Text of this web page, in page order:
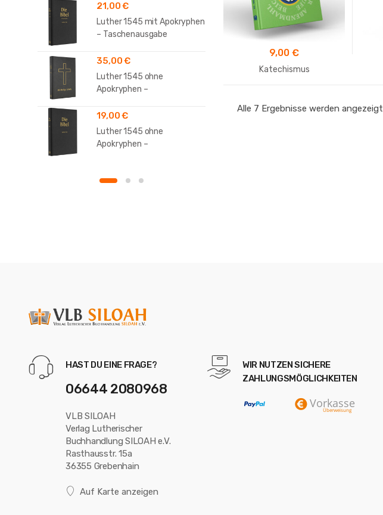
9,00 €
Katechismus
Alle 7 Ergebnisse werden angezeigt
21,00€
Luther 1545 mit Apokryphen
– Taschenausgabe
35,00€
Luther 1545 ohne
Apokryphen –
19,00€
Luther 1545 ohne
Apokryphen –
64,00€
Luther 1912 Leder – mit
Apokryphen –
Taschenausgabe
17,50
HAST DU EINE FRAGE?
06644 2080968
VLB SILOAH
Verlag Lutherischer
Buchhandlung SILOAH e.V.
Rasthausstr. 15a
36355 Grebenhain
Auf Karte anzeigen
WIR NUTZEN SICHERE
ZAHLUNGSMÖGLICHKEITEN